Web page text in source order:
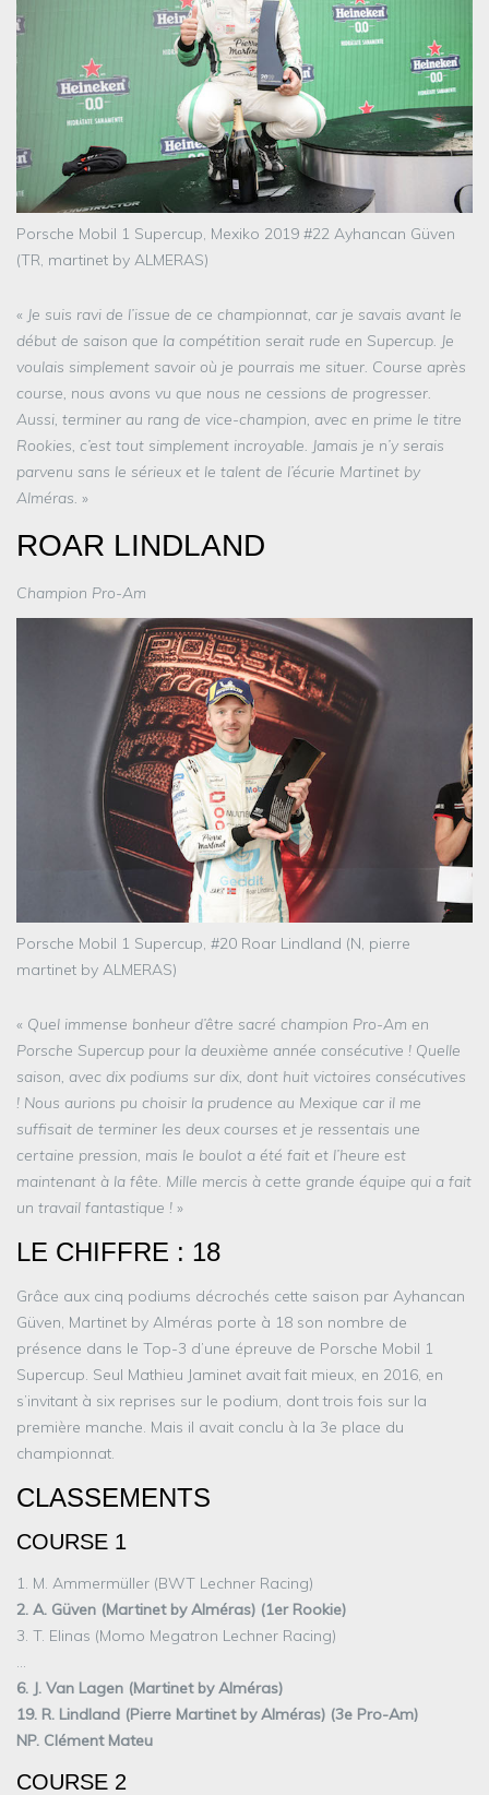
Porsche Mobil 1 Supercup, Mexiko 2019 #22 Ayhancan Güven
(TR, martinet by ALMERAS)
« Je suis ravi de l’issue de ce championnat, car je savais avant le
début de saison que la compétition serait rude en Supercup. Je
voulais simplement savoir où je pourrais me situer. Course après
course, nous avons vu que nous ne cessions de progresser.
Aussi, terminer au rang de vice-champion, avec en prime le titre
Rookies, c’est tout simplement incroyable. Jamais je n’y serais
parvenu sans le sérieux et le talent de l’écurie Martinet by
Alméras. »
ROAR LINDLAND
Champion Pro-Am
Porsche Mobil 1 Supercup, #20 Roar Lindland (N, pierre
martinet by ALMERAS)
« Quel immense bonheur d’être sacré champion Pro-Am en
Porsche Supercup pour la deuxième année consécutive ! Quelle
saison, avec dix podiums sur dix, dont huit victoires consécutives
! Nous aurions pu choisir la prudence au Mexique car il me
suffisait de terminer les deux courses et je ressentais une
certaine pression, mais le boulot a été fait et l’heure est
maintenant à la fête. Mille mercis à cette grande équipe qui a fait
un travail fantastique ! »
LE CHIFFRE : 18
Grâce aux cinq podiums décrochés cette saison par Ayhancan
Güven, Martinet by Alméras porte à 18 son nombre de
présence dans le Top-3 d’une épreuve de Porsche Mobil 1
Supercup. Seul Mathieu Jaminet avait fait mieux, en 2016, en
s’invitant à six reprises sur le podium, dont trois fois sur la
première manche. Mais il avait conclu à la 3e place du
championnat.
CLASSEMENTS
COURSE 1
1. M. Ammermüller (BWT Lechner Racing)
2. A. Güven (Martinet by Alméras) (1er Rookie)
3. T. Elinas (Momo Megatron Lechner Racing)
…
6. J. Van Lagen (Martinet by Alméras)
19. R. Lindland (Pierre Martinet by Alméras) (3e Pro-Am)
NP. Clément Mateu
COURSE 2